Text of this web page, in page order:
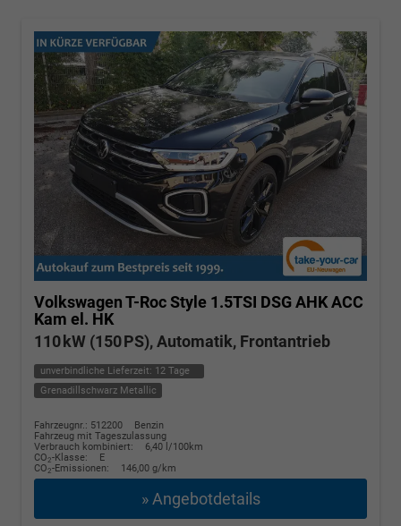
Volkswagen T-RocStyle 1.5TSI DSG AHK ACC
Kam el. HK
110 kW (150 PS), Automatik, Frontantrieb
unverbindliche Lieferzeit: 12 Tage
Grenadillschwarz Metallic
Fahrzeugnr.: 512200
Benzin
Fahrzeug mit Tageszulassung
Verbrauch kombiniert:
6,40 l/100km
CO2-Klasse:
E
CO2-Emissionen: 146,00 g/km
» Angebotdetails